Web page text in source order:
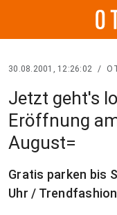
30.08.2001, 12:26:02 /
Jetzt geht's
Eröffnung
August=
Gratis parken bis
Uhr /